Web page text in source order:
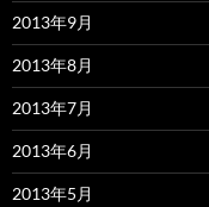
2013年9月
2013年8月
2013年7月
2013年6月
2013年5月